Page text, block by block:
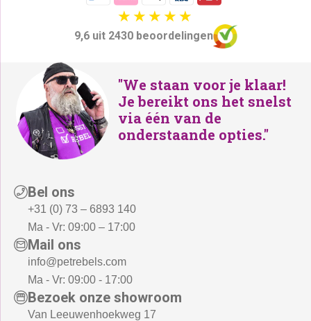
9,6 uit 2430 beoordelingen
"We staan voor je klaar!
Je bereikt ons het snelst
via één van de
onderstaande opties."
Bel ons
+31 (0) 73 – 6893 140
Ma - Vr: 09:00 – 17:00
Mail ons
info@petrebels.com
Ma - Vr: 09:00 - 17:00
Bezoek onze showroom
Van Leeuwenhoekweg 17